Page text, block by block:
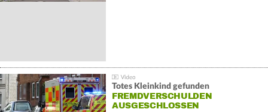
Totes Kleinkind gefunden
FREMDVERSCHULDEN
AUSGESCHLOSSEN